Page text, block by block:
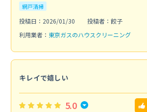
網戸清掃
投稿日：2026/01/30
投稿者：餃子
利用業者： 東京ガスのハウスクリーニング
キレイで嬉しい
5.0